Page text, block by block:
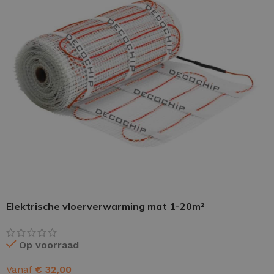
PU GIETVLOER
Gietvloer woonruimte
Tegelprimer
Elektrische vloerverwarming mat 1-20m²
Op voorraad
Vanaf € 32,00